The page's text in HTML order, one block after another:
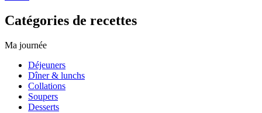
Catégories de recettes
Ma journée
Déjeuners
Dîner & lunchs
Collations
Soupers
Desserts